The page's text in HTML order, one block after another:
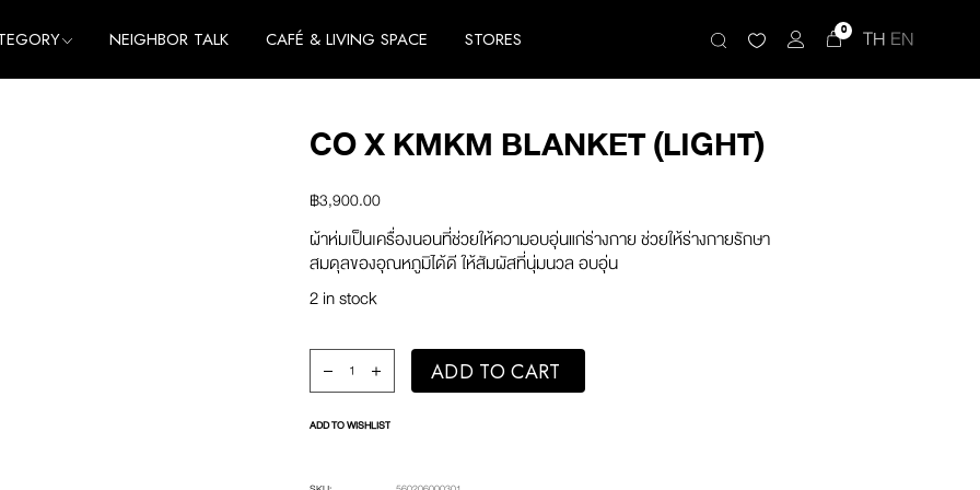
NEIGHBOR TALK CAFÉ & LIVING SPACE STORES 0 TH EN
CO X KMKM BLANKET (LIGHT)
฿3,900.00
ผ้าห่มเป็นเครื่องนอนที่ช่วยให้ความอบอุ่นแก่ร่างกาย ช่วยให้ร่างกายรักษา
สมดุลของอุณหภูมิได้ดี ให้สัมผัสที่นุ่มนวล อบอุ่น
2 in stock
co x Kmkm Blanket (Light) quantity
ADD TO CART
ADD TO WISHLIST